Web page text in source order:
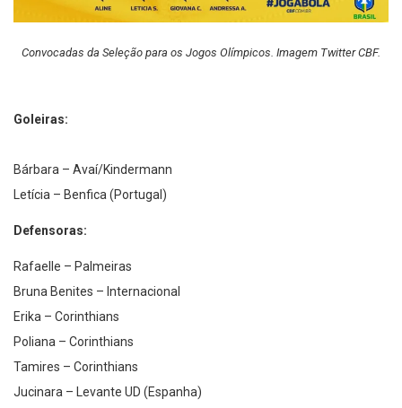
Convocadas da Seleção para os Jogos Olímpicos. Imagem Twitter CBF.
Goleiras:
Bárbara – Avaí/Kindermann
Letícia – Benfica (Portugal)
Defensoras:
Rafaelle – Palmeiras
Bruna Benites – Internacional
Erika – Corinthians
Poliana – Corinthians
Tamires – Corinthians
Jucinara – Levante UD (Espanha)